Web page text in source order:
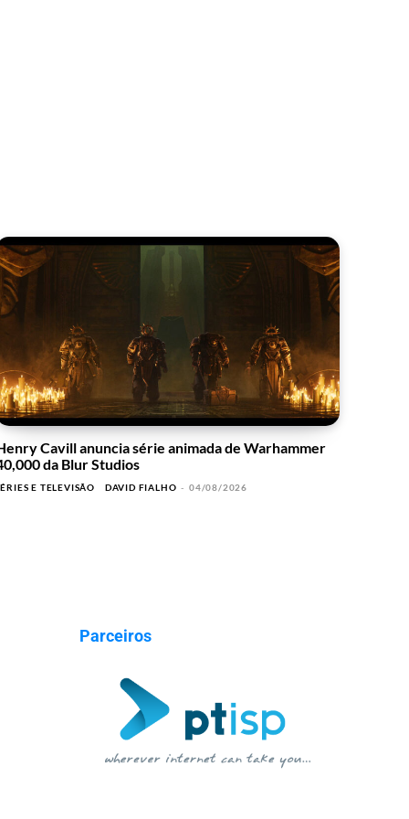
Cavill anuncia série animada de Warhammer
da Blur Studios
E TELEVISÃO DAVID FIALHO - 04/08/2026
Parceiros